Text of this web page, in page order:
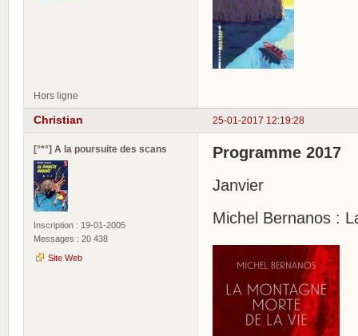
Hors ligne
25-01-2017 12:19:28
Christian
[°*°] A la poursuite des scans
Inscription : 19-01-2005
Messages : 20 438
Site Web
Programme 2017
Janvier
Michel Bernanos :